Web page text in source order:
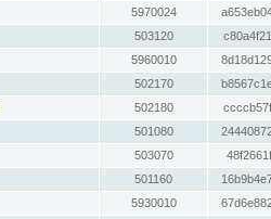
5970024
503120
5960010
502170
502180
501080
503070
501160
5930010